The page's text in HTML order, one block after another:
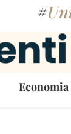
#
Economia